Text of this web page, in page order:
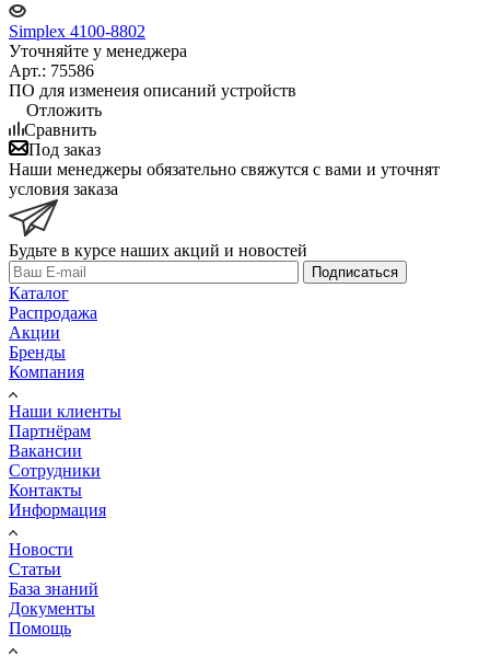
Simplex 4100-8802
Уточняйте у менеджера
Арт.: 75586
ПО для изменеия описаний устройств
Отложить
Сравнить
Под заказ
Наши менеджеры обязательно свяжутся с вами и уточнят
условия заказа
Будьте в курсе наших акций и новостей
Подписаться
Каталог
Распродажа
Акции
Бренды
Компания
Наши клиенты
Партнёрам
Вакансии
Сотрудники
Контакты
Информация
Новости
Статьи
База знаний
Документы
Помощь